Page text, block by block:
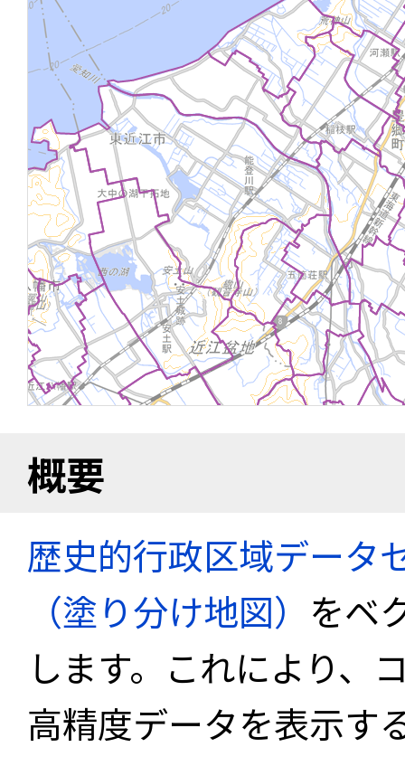
概要
歴史的行政区域データ
（塗り分け地図） をベ
します。これにより、
高精度データを表示す